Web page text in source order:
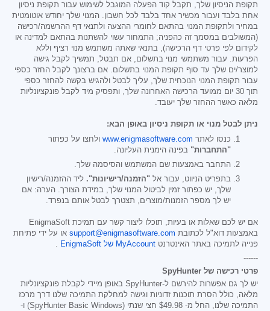
תקופת הניסיון שלך, תקבל קוד הפעלה המוגבל לשימוש עבור תקופת ניסיון
אחת בלבד ועבור מכשיר אחד בלבד לכל חשבון. המנוי שלך יחודש אוטומטית
במחיר ולתקופת המנוי בהתאם לחומרי ההצעה ולתנאי דף ההרשמה/רכישה
(המשולבים במסמך זה כהפניה; התמחור עשוי להשתנות בהתאם למדינה או
לקידום לפי פרטי דף הרכישה), בתנאי שאתה משתמש מנוי רציף וללא
הפרעות. עבור משתמשי מנוי בתשלום, אם תבטל, תמשיך לקבל גישה
למוצר/ים שלך עד סוף תקופת המנוי בתשלום. אם ברצונך לקבל החזר כספי
עבור תקופת המנוי הנוכחית שלך, עליך לבטל ולהגיש בקשה להחזר כספי
תוך 30 יום ממועד הרכישה האחרונה שלך, ותפסיק מיד לקבל פונקציונליות
מלאה כאשר ההחזר שלך יעובד.
ניתן לבטל מנוי או תקופת ניסיון באופן הבא:
כנסו לאתר www.enigmasoftware.com ולחצו על כפתור
"התחברות" בפינה הימנית העליונה.
התחבר באמצעות שם המשתמש והסיסמה שלך.
בתפריט הניווט, עבור אל "הזמנה/רישיונות". ליד ההזמנה/רישיון
שלך, יש כפתור זמין לביטול המנוי שלך, במידת הצורך. הערה: אם
יש לך מספר הזמנות/מוצרים, תצטרך לבטל אותם בנפרד.
אם יש לכם שאלות או בעיות, תוכלו ליצור קשר עם תמיכת EnigmaSoft
באמצעות דוא"ל לכתובת support@enigmasoftware.com או על ידי פתיחת
פנייה לתמיכה באתר האינטרנט MyAccount של EnigmaSoft
.
------
פרטי רכישה של SpyHunter
יש לך גם אפשרות להירשם ל-SpyHunter באופן מיידי לקבלת פונקציונליות
מלאה, כולל הסרת תוכנות זדוניות וגישה למחלקת התמיכה שלנו דרך מרכז
התמיכה שלנו, החל מ- $49.98 חצי שנתי (SpyHunter Basic Windows) ו-